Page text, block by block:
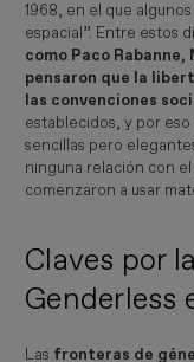
1968, en el que
espacial”. Entre estos
como Paco
pensaron que la
las convenciones
establecidos, y por
sencillas pero
ninguna relación con
comenzaron a usar
Claves por
Genderless
Las fronteras de